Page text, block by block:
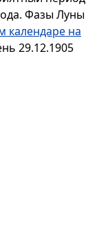
Фазы Луны
календаре на
29.12.1905